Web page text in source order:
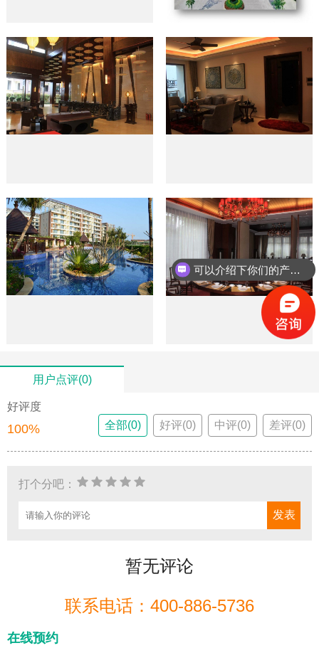
用户点评(0)
好评度
100% 全部(0) 好评(0) 中评(0) 差评(0)
打个分吧：
暂无评论
联系电话：400-886-5736
在线预约
可以介绍下你们的产品么？